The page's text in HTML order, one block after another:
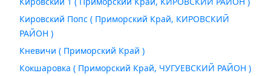
Кировский Попс ( Приморский Край, КИРОВСКИЙ
РАЙОН )
Кневичи ( Приморский Край )
Кокшаровка ( Приморский Край, ЧУГУЕВСКИЙ РАЙОН )